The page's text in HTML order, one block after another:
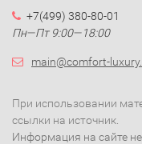
+7(499) 380-80-01
Пн—Пт 9:00—18:00
main@comfort-
При использовании
ссылки на источник.
Информация на сайте